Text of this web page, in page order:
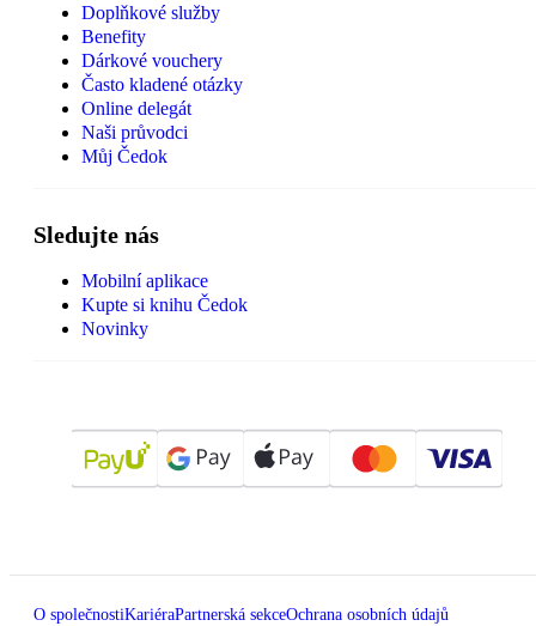
Doplňkové služby
Benefity
Dárkové vouchery
Často kladené otázky
Online delegát
Naši průvodci
Můj Čedok
Sledujte nás
Mobilní aplikace
Kupte si knihu Čedok
Novinky
O společnostiKariéraPartnerská sekceOchrana osobních údajů